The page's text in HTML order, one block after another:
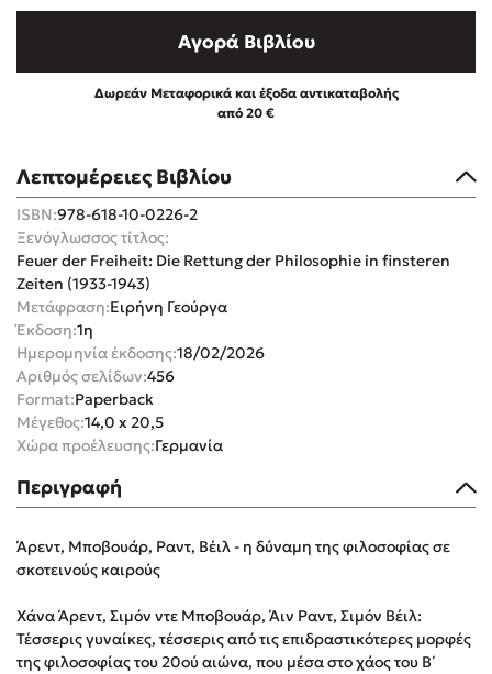
Πάνω, κάτω, μπροστά, πίσω
Mel Robbins
Η μέθοδος Αφήστε τους
Δημοφιλείς Συγγραφείς
Φυστίκι ΠουΚυλάει
Παύλος Καστανάς
El Sombrero
Στέφανος Ξενάκης
Freida McFadden
Κατρίνα Τσάνταλη
Λεπτομέρειες Βιβλίου
ISBN:978-618-10-0226-2
Ξενόγλωσσος τίτλος:
Feuer der Freiheit: Die Rettung der Philosophie in finsteren
Zeiten (1933-1943)
Μετάφραση:Ειρήνη Γεούργα
Έκδοση:1η
Ημερομηνία έκδοσης:18/02/2026
Αριθμός σελίδων:456
Format:Paperback
Μέγεθος:14,0 x 20,5
Χώρα προέλευσης:Γερμανία
Αγορά Βιβλίου
Δωρεάν Μεταφορικά και έξοδα αντικαταβολής
από 20 €
Περιγραφή
Άρεντ, Μποβουάρ, Ραντ, Βέιλ - η δύναμη της φιλοσοφίας σε
σκοτεινούς καιρούς
Χάνα Άρεντ, Σιμόν ντε Μποβουάρ, Άιν Ραντ, Σιμόν Βέιλ:
Τέσσερις γυναίκες, τέσσερις από τις επιδραστικότερες μορφές
της φιλοσοφίας του 20ού αιώνα, που μέσα στο χάος του Β΄